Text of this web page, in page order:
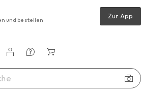
und bestellen Zur App